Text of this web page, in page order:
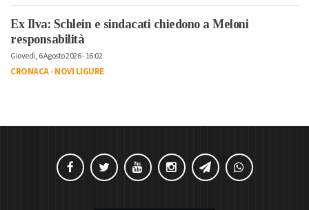
Ex Ilva: Schlein e sindacati chiedono a Meloni
responsabilità
Giovedì, 6 Agosto 2026 - 16:02
CRONACA-NOVI LIGURE